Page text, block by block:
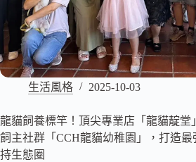
生活風格 2025-10-03
龍貓飼養標竿！頂尖專業店「龍貓靛堂
飼主社群「CCH龍貓幼稚園」，打造最
持生態圈